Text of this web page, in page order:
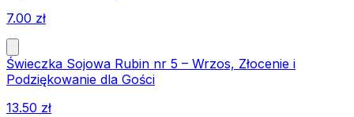
7.00 zł
Świeczka Sojowa Rubin nr 5 – Wrzos, Złocenie i
Podziękowanie dla Gości
13.50 zł